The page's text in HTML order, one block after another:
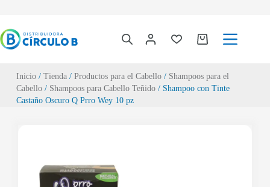
Inicio/ Tienda/ Productos para el Cabello/ Shampoos para el
Cabello/ Shampoos para Cabello Teñido/ Shampoo con Tinte
Castaño Oscuro Q Prro Wey 10 pz